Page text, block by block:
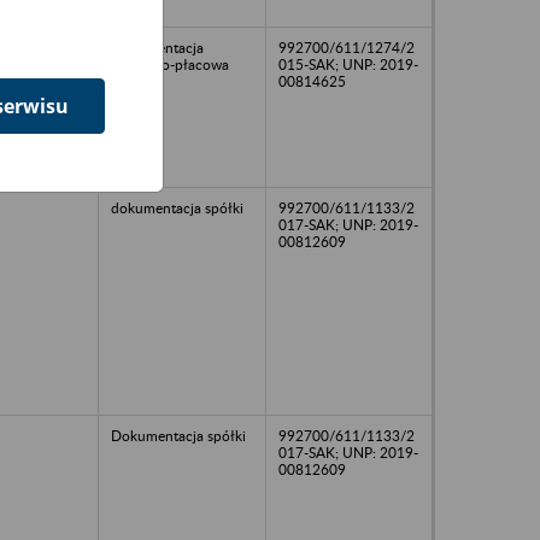
Dokumentacja
osobowo-płacowa
992700/611/1274/2
015-SAK; UNP: 2019-
00814625
dokumentacja spółki
992700/611/1133/2
017-SAK; UNP: 2019-
00812609
Dokumentacja spółki
992700/611/1133/2
017-SAK; UNP: 2019-
00812609